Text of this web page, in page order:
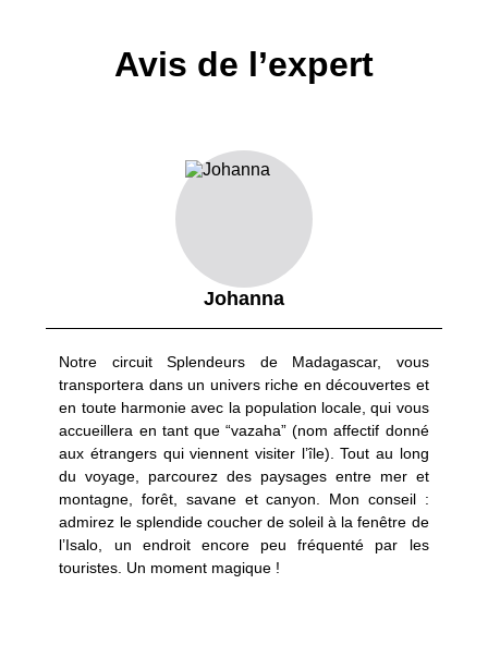
véritable emblème de Madagascar, baignade dans des piscines
Voyager à Madagascar c’est prendre le temps de déguster des
fruits de mer à un petit prix sur la plage, de parcourir les pistes
de terre rouge en buggy, traverser le
canal de Pangalanes
pirogue, dormir dans un lodge au cœur de la forêt primaire…
Terre d’histoire, le centre concentre les activités artisanales
telles que la fabrication de paniers en osier, les ustensiles en
aluminium etc.
Ce qui fait la renommée de Madagascar, c’est sans aucun
doute les parfums qu’on y trouve. Cette odeur de
vanille, d'Ylang Ylang utilisés dans de nombreuses
compositions de parfum, de fruits exotiques tels que le litchi, les
mangoustans, ne laisseront aucune personne indifférente.
Gastronomie, traditions ancestrales, artisanat,
Madagascar promet un voyage haut en couleur !
Passionné de nature, de sensations fortes, d’activités
Avis de l’expert
Johanna
Notre circuit Splendeurs de Madagascar, vous
transportera dans un univers riche en découvertes et
en toute harmonie avec la population locale, qui vous
accueillera en tant que “vazaha” (nom affectif donné
aux étrangers qui viennent visiter l’île). Tout au long
du voyage, parcourez des paysages entre mer et
montagne, forêt, savane et canyon. Mon conseil :
admirez le splendide coucher de soleil à la fenêtre de
l’Isalo, un endroit encore peu fréquenté par les
touristes. Un moment magique !